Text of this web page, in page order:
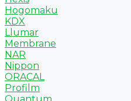
Hogomaku
KDX
Llumar
Membrane
NAR
Nippon
ORACAL
Profilm